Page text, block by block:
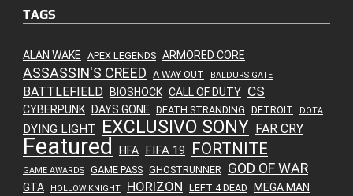
TAGS
ALAN WAKE APEX LEGENDS ARMORED CORE
ASSASSIN'S CREED A WAY OUT BALDURS GATE
BATTLEFIELD BIOSHOCK CALL OF DUTY CS
CYBERPUNK DAYS GONE DEATH STRANDING DETROIT DOTA
DYING LIGHT EXCLUSIVO SONY FAR CRY
Featured FIFA FIFA 19 FORTNITE
GAME AWARDS GAME PASS GHOSTRUNNER GOD OF WAR
GTA HOLLOW KNIGHT HORIZON LEFT 4 DEAD MEGA MAN